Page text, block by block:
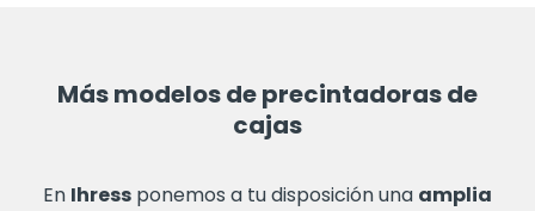
Más modelos de precintadoras de
cajas
En Ihress ponemos a tu disposición una amplia